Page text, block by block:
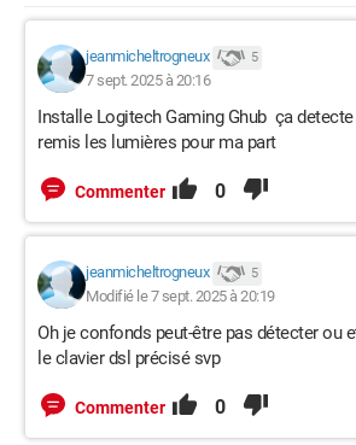
jeanmicheltrogneux 5
7 sept. 2025 à 20:16
Installe Logitech Gaming Ghub ça
remis les lumières pour ma part
Commenter 0
jeanmicheltrogneux 5
Modifié le 7 sept. 2025 à 20:19
Oh je confonds peut-être pas détecter ou
le clavier dsl précisé svp
Commenter 0